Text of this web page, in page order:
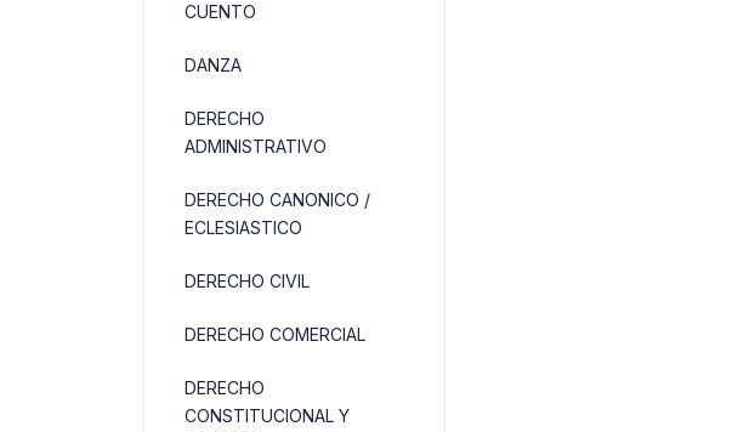
CUENTO
DANZA
DERECHO
ADMINISTRATIVO
DERECHO CANONICO /
ECLESIASTICO
DERECHO CIVIL
DERECHO COMERCIAL
DERECHO
CONSTITUCIONAL Y